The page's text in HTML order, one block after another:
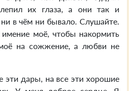
их глаза, а они так и
в чём ни бывало. Слушайте.
моё, чтобы накормить
на сожжение, а любви не
эти дары, на все эти хорошие